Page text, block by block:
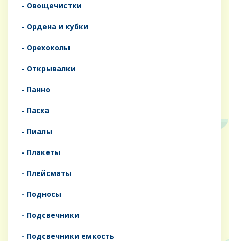
- Овощечистки
- Ордена и кубки
- Орехоколы
- Открывалки
- Панно
- Пасха
- Пиалы
- Плакеты
- Плейсматы
- Подносы
- Подсвечники
- Подсвечники емкость